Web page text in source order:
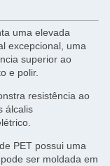
uma elevada
excepcional, uma
superior ao
e polir.
resistência ao
álcalis
PET possui uma
ser moldada em